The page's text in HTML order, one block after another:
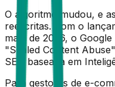
O algoritmo mudou, e
reescritas. Com o
maio de 2026, o
"Scaled Content
SEO baseada em
Para gestores de e-